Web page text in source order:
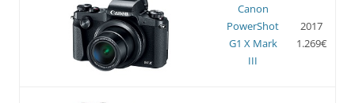
Canon
PowerShot
G1 X Mark
III
2017
1.269€